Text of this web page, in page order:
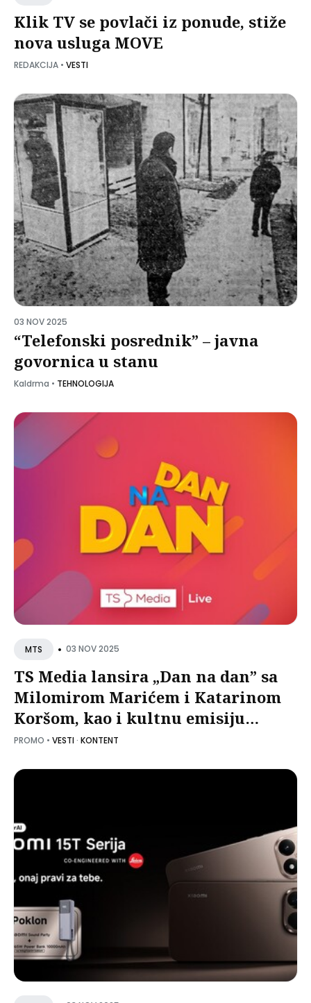
Klik TV se povlači iz ponude, stiže
nova usluga MOVE
REDAKCIJA • VESTI
03 NOV 2025
“Telefonski posrednik” – javna
govornica u stanu
Kaldrma • TEHNOLOGIJA
MTS • 03 NOV 2025
TS Media lansira „Dan na dan” sa
Milomirom Marićem i Katarinom
Koršom, kao i kultnu emisiju
„Ćirilica“ sa Milomirom Marićem
PROMO • VESTI· KONTENT